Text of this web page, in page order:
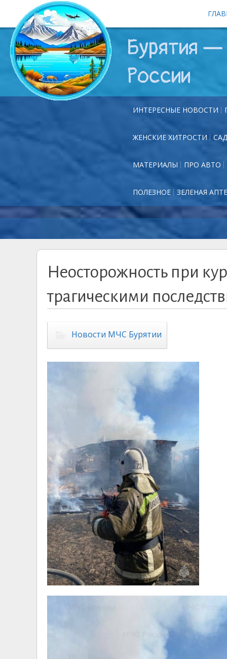
Бурятия —
России
ИНТЕРЕСНЫЕ НОВОСТИ
ЖЕНСКИЕ ХИТРОСТИ
МАТЕРИАЛЫ ПРО АВТО
ПОЛЕЗНОЕ ЗЕЛЕНАЯ
Неосторожность при
трагическими
Новости МЧС Бурятии